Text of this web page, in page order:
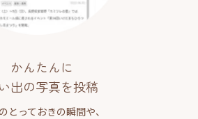
かんたんに
出の写真を投稿
とっておきの瞬間や、